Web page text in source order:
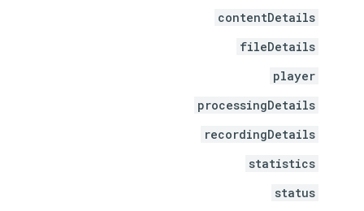
contentDetails
fileDetails
player
processingDetails
recordingDetails
statistics
status